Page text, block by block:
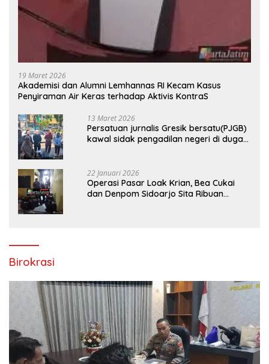
19 Maret 2026
Akademisi dan Alumni Lemhannas RI Kecam Kasus
Penyiraman Air Keras terhadap Aktivis KontraS
13 Maret 2026
Persatuan jurnalis Gresik bersatu(PJGB)
kawal sidak pengadilan negeri di duga
22 Januari 2026
Operasi Pasar Loak Krian, Bea Cukai
dan Denpom Sidoarjo Sita Ribuan
Birokrasi